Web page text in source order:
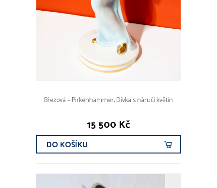
Březová – Pirkenhammer, Dívka s náručí květin
15 500 Kč
DO KOŠÍKU